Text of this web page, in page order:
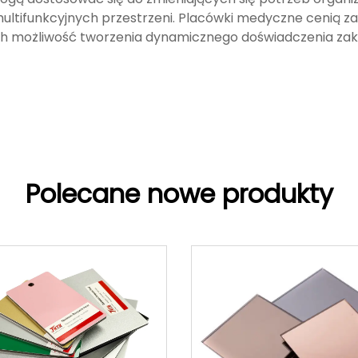
przestrzeni. Placówki medyczne cenią
tworzenia dynamicznego doświadczenia
Polecane nowe produkty